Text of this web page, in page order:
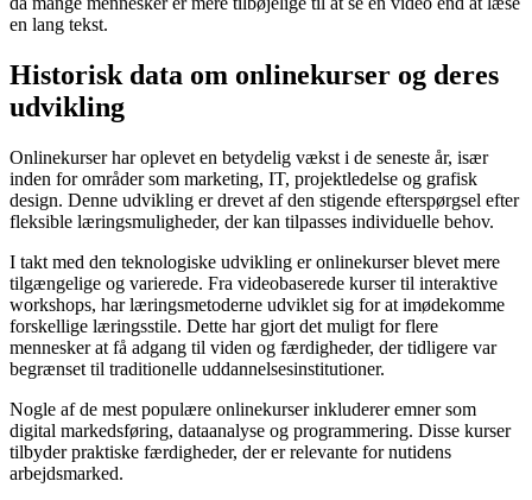
en lang tekst.
Historisk data om onlinekurser og deres
udvikling
Onlinekurser har oplevet en betydelig vækst i de seneste år, især
inden for områder som marketing, IT, projektledelse og grafisk
design. Denne udvikling er drevet af den stigende efterspørgsel efter
fleksible læringsmuligheder, der kan tilpasses individuelle behov.
I takt med den teknologiske udvikling er onlinekurser blevet mere
tilgængelige og varierede. Fra videobaserede kurser til interaktive
workshops, har læringsmetoderne udviklet sig for at imødekomme
forskellige læringsstile. Dette har gjort det muligt for flere
mennesker at få adgang til viden og færdigheder, der tidligere var
begrænset til traditionelle uddannelsesinstitutioner.
Nogle af de mest populære onlinekurser inkluderer emner som
digital markedsføring, dataanalyse og programmering. Disse kurser
tilbyder praktiske færdigheder, der er relevante for nutidens
arbejdsmarked.